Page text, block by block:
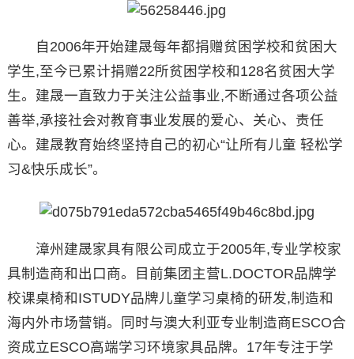
自2006年开始建晟每年都捐赠贫困学校和贫困大
学生,至今已累计捐赠22所贫困学校和128名贫困大学
生。建晟一直致力于关注公益事业,不断通过各项公益
善举,承接社会对教育事业发展的爱心、关心、责任
心。建晟教育始终坚持自己的初心“让所有儿童 轻松学
习&快乐成长”。
漳州建晟家具有限公司成立于2005年,专业学校家
具制造商和出口商。目前集团主营L.DOCTOR品牌学
校课桌椅和ISTUDY品牌儿童学习桌椅的研发,制造和
海内外市场营销。同时与澳大利亚专业制造商ESCO合
资成立ESCO高端学习环境家具品牌。17年专注于学